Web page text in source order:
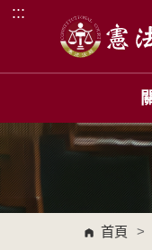
跳到主要內容區塊
:::
首頁 >